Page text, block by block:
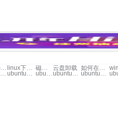
hadoop完全分布式 linux下的软件 磁盘卸载 云盘卸载 如何在服务器环境装错了怎么办
ubuntu 卸载php ubuntu如何卸载软件 ubuntu 卸载openjdk ubuntu卸载jdk ubuntu卸载vim